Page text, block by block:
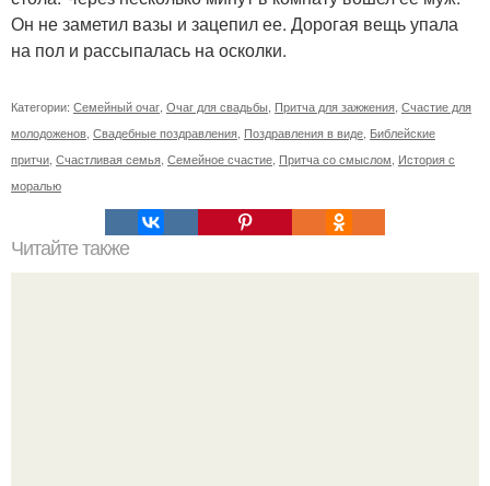
Он не заметил вазы и зацепил ее. Дорогая вещь упала
на пол и рассыпалась на осколки.
Категории: Семейный очаг Очаг для свадьбы Притча для зажжения Счастие для
молодоженов Свадебные поздравления Поздравления в виде Библейские
притчи Счастливая семья Семейное счастие Притча со смыслом История с
моралью
Читайте также